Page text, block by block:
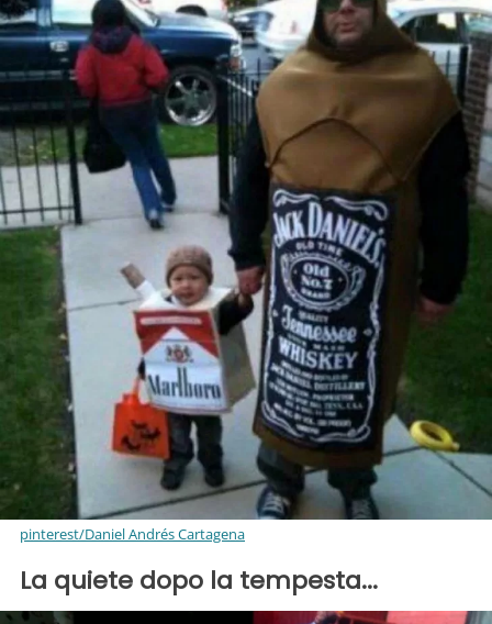
pinterest/Daniel Andrés Cartagena
La quiete dopo la tempesta...